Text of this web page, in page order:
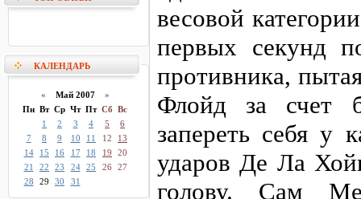
КАЛЕНДАРЬ
« Май 2007 »
Пн Вт Ср Чт Пт Сб Вс
1
2 3 4 5
6
7
8 9 10 11 12
13
14
15 16 17 18 19
20
21
22 23 24 25 26 27
28
29 30 31
весовой
первых секунд
противника,
Флойд за счет
запереть себя у
ударов Де Ла
голову. Сам